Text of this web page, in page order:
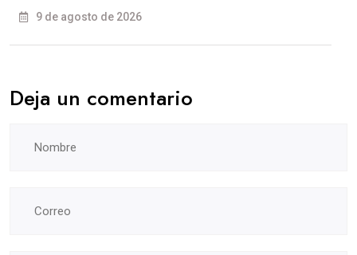
9 de agosto de 2026
Deja un comentario